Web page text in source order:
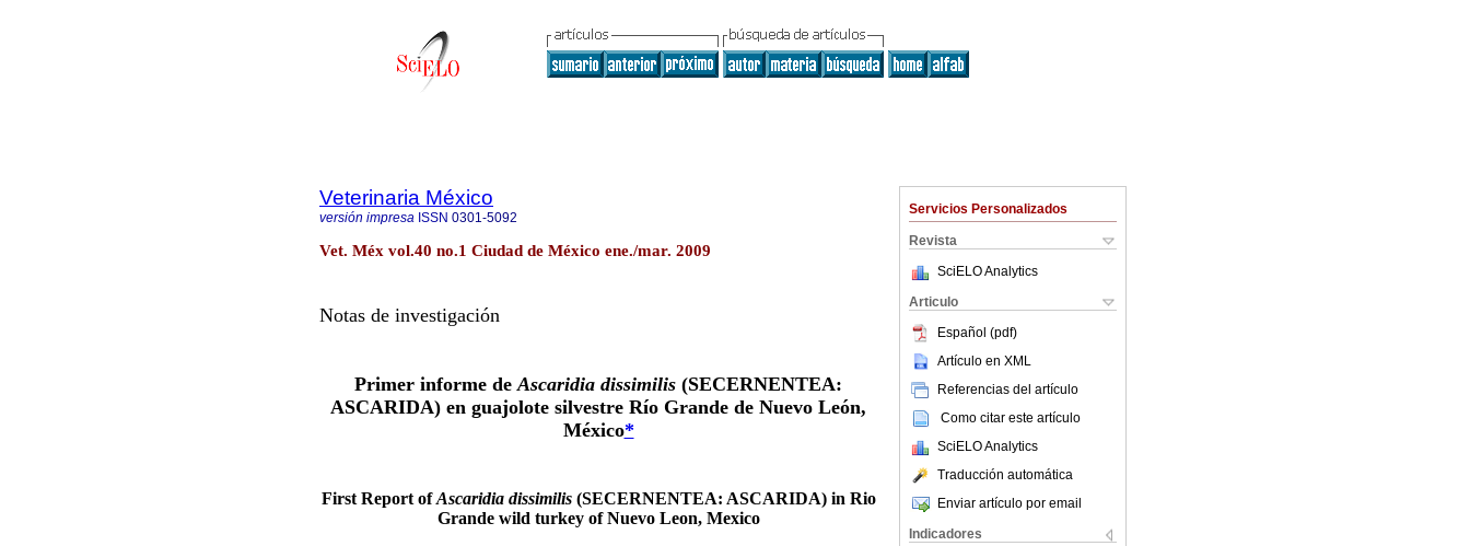
Servicios Personalizados
Revista
SciELO Analytics
Articulo
Español (pdf)
Artículo en XML
Referencias del artículo
Como citar este artículo
SciELO Analytics
Traducción automática
Enviar artículo por email
Indicadores
Veterinaria México
versión impresa ISSN 0301-5092
Vet. Méx vol.40 no.1 Ciudad de México ene./mar. 2009
Notas de investigación
Primer informe deAscaridia dissimilis (SECERNENTEA:
ASCARIDA) en guajolote silvestre Río Grande de Nuevo León,
México*
First Report ofAscaridia dissimilis(SECERNENTEA: ASCARIDA) in Rio
Grande wild turkey of Nuevo Leon, Mexico